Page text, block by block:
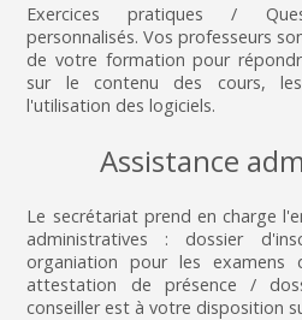
Exercices pratiques /
personnalisés. Vos professeurs
de votre formation pour
sur le contenu des cours,
l'utilisation des logiciels.
Assistance
Le secrétariat prend en charge
administratives : dossier
organiation pour les
attestation de présence /
conseiller est à votre disposition